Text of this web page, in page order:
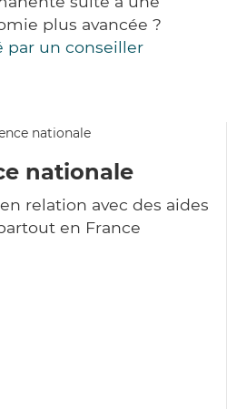
plus avancée ?
par un conseiller
nationale
relation avec des aides
en France